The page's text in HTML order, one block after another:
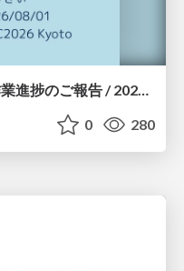
OSPN.JPバージョンアップ作業進捗のご報告 / 20260801-osc26kyoto
0 280